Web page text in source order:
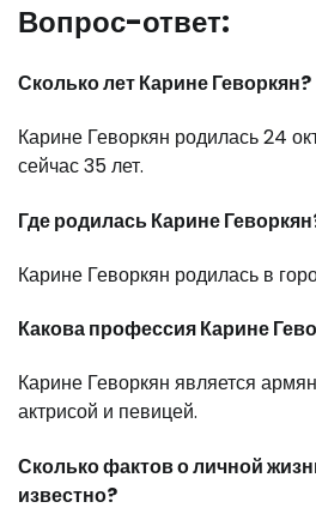
Вопрос-ответ:
Сколько лет Карине Геворкян?
Карине Геворкян родилась 24
сейчас 35 лет.
Где родилась Карине
Карине Геворкян родилась в
Какова профессия Карине
Карине Геворкян является
актрисой и певицей.
Сколько фактов о личной
известно?